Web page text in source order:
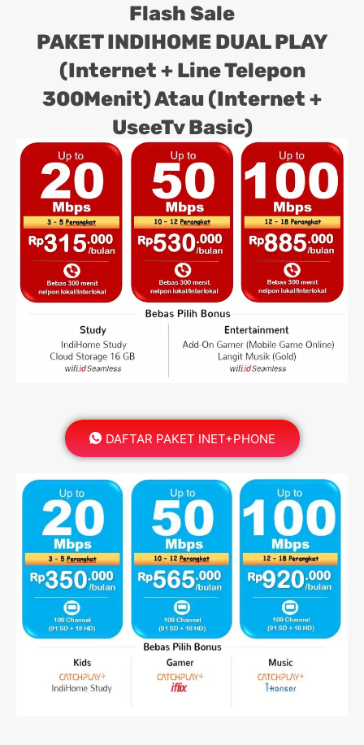
Flash Sale
PAKET INDIHOME DUAL PLAY
(Internet + Line Telepon
300Menit) Atau (Internet +
UseeTv Basic)
DAFTAR PAKET INET+PHONE